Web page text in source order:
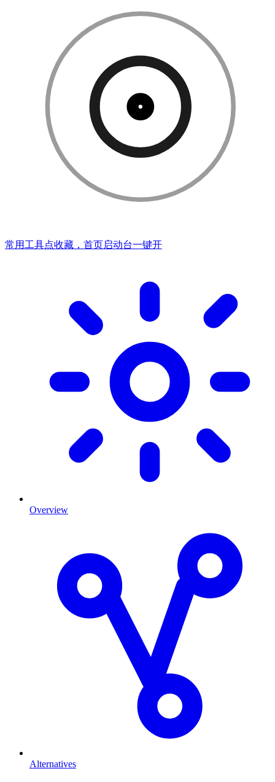
常用工具点收藏，首页启动台一键开
Overview
Alternatives